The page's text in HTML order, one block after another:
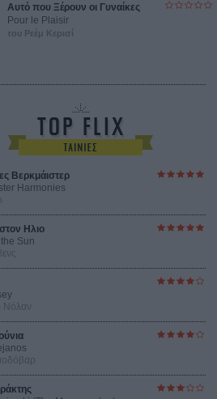
Αυτό που Ξέρουν οι Γυναίκες
Pour le Plaisir
του Ρεέμ Κερισί
Βερκμάιστερ
Harmonies
Ηλιο
Sun